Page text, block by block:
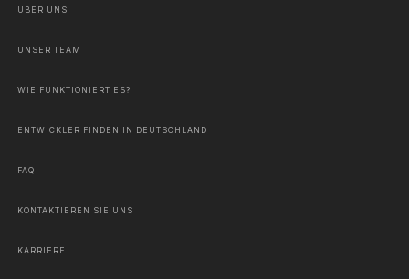
ÜBER UNS
UNSER TEAM
WIE FUNKTIONIERT ES?
ENTWICKLER FINDEN IN DEUTSCHLAND
FAQ
KONTAKTIEREN SIE UNS
KARRIERE